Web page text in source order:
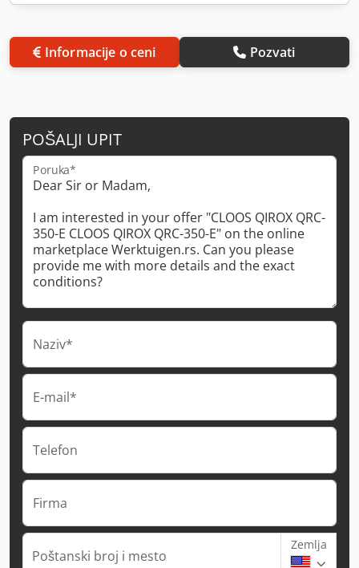
Informacije o ceni Pozvati
POŠALJI UPIT
Poruka*
Naziv*
E-mail*
Telefon
Firma
Poštanski broj i mesto
Zemlja